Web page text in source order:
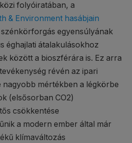
folyóiratában, a
& Environment hasábjain
egyensúlyának
éghajlati átalakulásokhoz
között a bioszférára is. Ez arra
révén az ipari
mértékben a légkörbe
(elsősorban CO2)
csökkentése
a modern ember által már
klímaváltozás